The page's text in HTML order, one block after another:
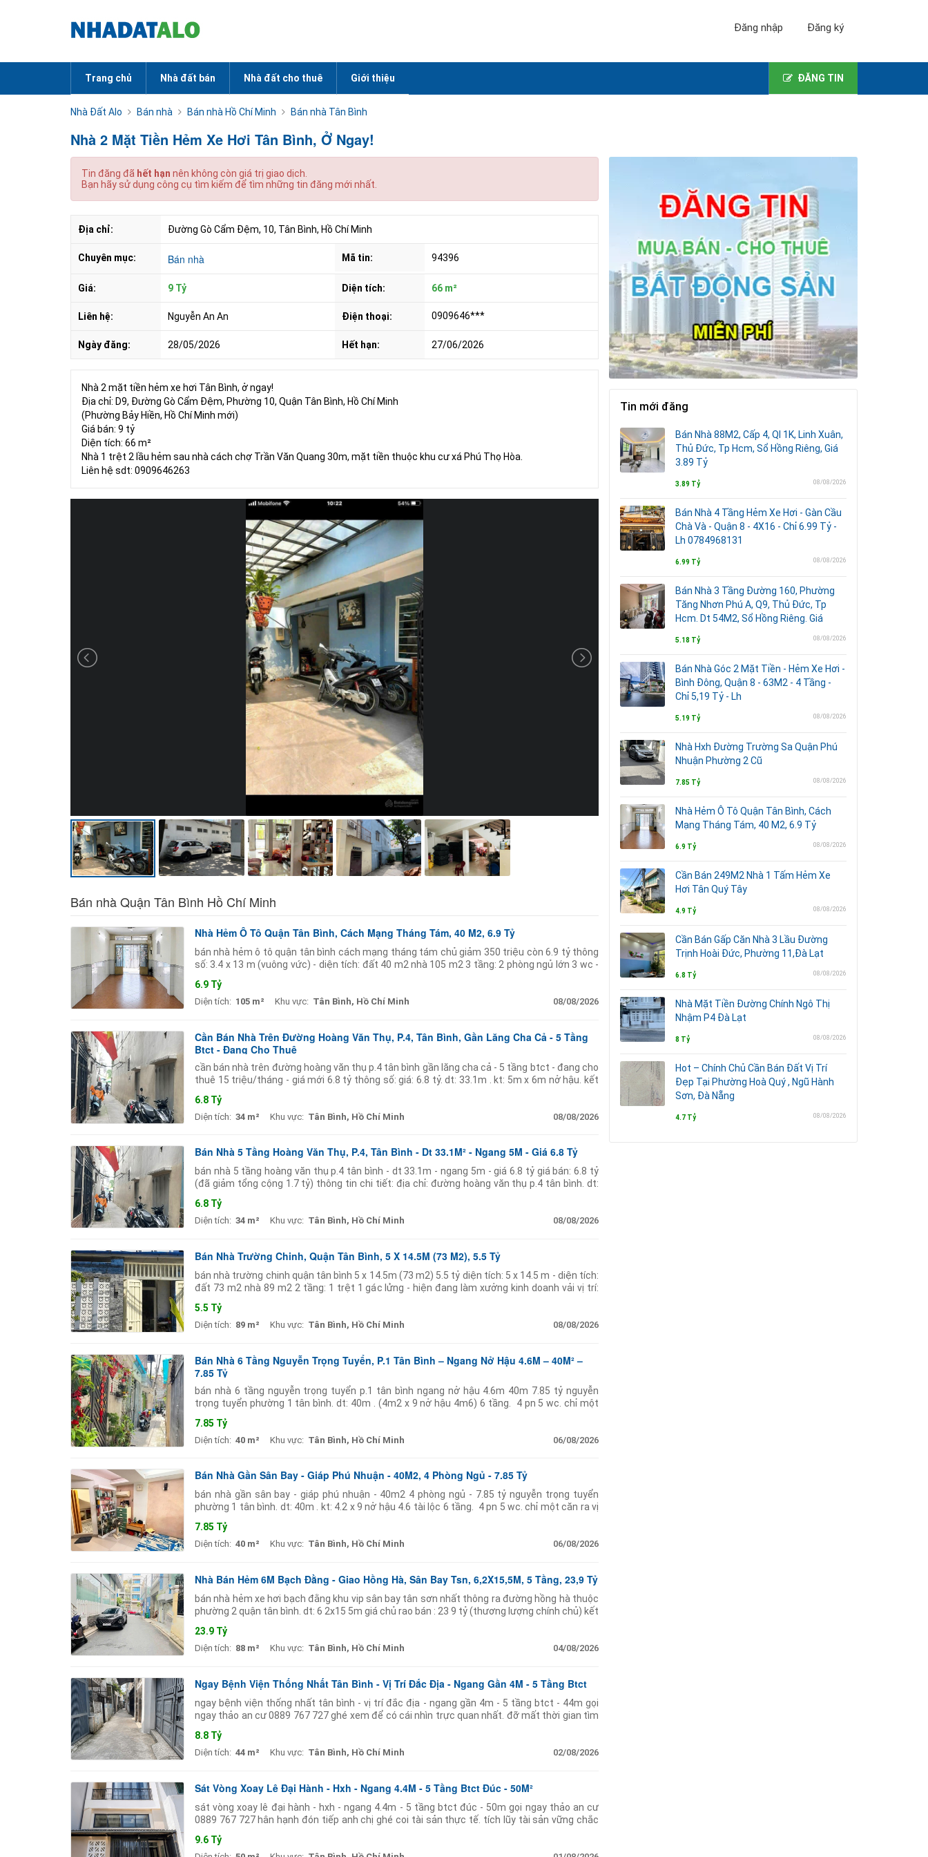
Đăng nhập Đăng ký
Trang chủ Nhà đất bán Nhà đất cho thuê Giới thiệu ĐĂNG TIN
Nhà Đất Alo Bán nhà Bán nhà Hồ Chí Minh Bán nhà Tân Bình
Nhà 2 Mặt Tiền Hẻm Xe Hơi Tân Bình, Ở Ngay!
Tin đăng đã hết hạn nên không còn giá trị giao dịch.
Bạn hãy sử dụng công cụ tìm kiếm để tìm những tin đăng mới nhất.
Địa chỉ: Đường Gò Cẩm Đệm, 10, Tân Bình, Hồ Chí Minh
Chuyên mục: Bán nhà Mã tin: 94396
Giá: 9 Tỷ Diện tích: 66 m²
Liên hệ: Nguyễn An An Điện thoại: 0909646***
Ngày đăng: 28/05/2026 Hết hạn: 27/06/2026
Nhà 2 mặt tiền hẻm xe hơi Tân Bình, ở ngay!
Địa chỉ: D9, Đường Gò Cẩm Đệm, Phường 10, Quận Tân Bình, Hồ Chí Minh
(Phường Bảy Hiền, Hồ Chí Minh mới)
Giá bán: 9 tỷ
Diện tích: 66 m²
Nhà 1 trệt 2 lầu hẻm sau nhà cách chợ Trần Văn Quang 30m, mặt tiền thuộc khu cư xá Phú Thọ Hòa.
Liên hệ sdt: 0909646263
Bán nhà Quận Tân Bình Hồ Chí Minh
Nhà Hẻm Ô Tô Quận Tân Bình, Cách Mạng Tháng Tám, 40 M2, 6.9 Tỷ
bán nhà hẻm ô tô quận tân bình cách mạng tháng tám chủ giảm 350 triệu còn 6.9 tỷ thông
số: 3.4 x 13 m (vuông vức) - diện tích: đất 40 m2 nhà 105 m2 3 tầng: 2 phòng ngủ lớn 3 wc -
6.9 Tỷ
Diện tích: 105 m² Khu vực: Tân Bình, Hồ Chí Minh 08/08/2026
Cần Bán Nhà Trên Đường Hoàng Văn Thụ, P.4, Tân Bình, Gần Lăng Cha Cả - 5 Tầng
Btct - Đang Cho Thuê
cần bán nhà trên đường hoàng văn thụ p.4 tân bình gần lăng cha cả - 5 tầng btct - đang cho
thuê 15 triệu/tháng - giá mới 6.8 tỷ thông số: giá: 6.8 tỷ. dt: 33.1m . kt: 5m x 6m nở hậu. kết
6.8 Tỷ
Diện tích: 34 m² Khu vực: Tân Bình, Hồ Chí Minh 08/08/2026
Bán Nhà 5 Tầng Hoàng Văn Thụ, P.4, Tân Bình - Dt 33.1M² - Ngang 5M - Giá 6.8 Tỷ
bán nhà 5 tầng hoàng văn thụ p.4 tân bình - dt 33.1m - ngang 5m - giá 6.8 tỷ giá bán: 6.8 tỷ
(đã giảm tổng cộng 1.7 tỷ) thông tin chi tiết: địa chỉ: đường hoàng văn thụ p.4 tân bình. dt:
6.8 Tỷ
Diện tích: 34 m² Khu vực: Tân Bình, Hồ Chí Minh 08/08/2026
Bán Nhà Trường Chinh, Quận Tân Bình, 5 X 14.5M (73 M2), 5.5 Tỷ
bán nhà trường chinh quận tân bình 5 x 14.5m (73 m2) 5.5 tỷ diện tích: 5 x 14.5 m - diện tích:
đất 73 m2 nhà 89 m2 2 tầng: 1 trệt 1 gác lửng - hiện đang làm xưởng kinh doanh vải vị trí:
5.5 Tỷ
Diện tích: 89 m² Khu vực: Tân Bình, Hồ Chí Minh 08/08/2026
Bán Nhà 6 Tầng Nguyễn Trọng Tuyển, P.1 Tân Bình – Ngang Nở Hậu 4.6M – 40M² –
7.85 Tỷ
bán nhà 6 tầng nguyễn trọng tuyển p.1 tân bình ngang nở hậu 4.6m 40m 7.85 tỷ nguyễn
trọng tuyển phường 1 tân bình. dt: 40m . (4m2 x 9 nở hậu 4m6) 6 tầng. ️ 4 pn 5 wc. chỉ một
7.85 Tỷ
Diện tích: 40 m² Khu vực: Tân Bình, Hồ Chí Minh 06/08/2026
Bán Nhà Gần Sân Bay - Giáp Phú Nhuận - 40M2, 4 Phòng Ngủ - 7.85 Tỷ
bán nhà gần sân bay - giáp phú nhuận - 40m2 4 phòng ngủ - 7.85 tỷ nguyễn trọng tuyển
phường 1 tân bình. dt: 40m . kt: 4.2 x 9 nở hậu 4.6 tài lộc 6 tầng. ️ 4 pn 5 wc. chỉ một căn ra vị
7.85 Tỷ
Diện tích: 40 m² Khu vực: Tân Bình, Hồ Chí Minh 06/08/2026
Nhà Bán Hẻm 6M Bạch Đằng - Giao Hồng Hà, Sân Bay Tsn, 6,2X15,5M, 5 Tầng, 23,9 Tỷ
bán nhà hẻm xe hơi bạch đằng khu vip sân bay tân sơn nhất thông ra đường hồng hà thuộc
phường 2 quận tân bình. dt: 6 2x15 5m giá chủ rao bán : 23 9 tỷ (thương lượng chính chủ) kết
23.9 Tỷ
Diện tích: 88 m² Khu vực: Tân Bình, Hồ Chí Minh 04/08/2026
Ngay Bệnh Viện Thống Nhất Tân Bình - Vị Trí Đắc Địa - Ngang Gần 4M - 5 Tầng Btct
ngay bệnh viện thống nhất tân bình - vị trí đắc địa - ngang gần 4m - 5 tầng btct - 44m gọi
ngay thảo an cư 0889 767 727 ghé xem để có cái nhìn trực quan nhất. đỡ mất thời gian tìm
8.8 Tỷ
Diện tích: 44 m² Khu vực: Tân Bình, Hồ Chí Minh 02/08/2026
Sát Vòng Xoay Lê Đại Hành - Hxh - Ngang 4.4M - 5 Tầng Btct Đúc - 50M²
sát vòng xoay lê đại hành - hxh - ngang 4.4m - 5 tầng btct đúc - 50m gọi ngay thảo an cư
0889 767 727 hân hạnh đón tiếp anh chị ghé coi tài sản thực tế. tích lũy tài sản vững chắc
9.6 Tỷ
Tin mới đăng
Bán Nhà 88M2, Cấp 4, Ql 1K, Linh Xuân,
Thủ Đức, Tp Hcm, Sổ Hồng Riêng, Giá
3.89 Tỷ
3.89 Tỷ 08/08/2026
Bán Nhà 4 Tầng Hẻm Xe Hơi - Gàn Cầu
Chà Và - Quận 8 - 4X16 - Chỉ 6.99 Tỷ -
Lh 0784968131
6.99 Tỷ 08/08/2026
Bán Nhà 3 Tầng Đường 160, Phường
Tăng Nhơn Phú A, Q9, Thủ Đức, Tp
Hcm. Dt 54M2, Sổ Hồng Riêng. Giá
5.18 Tỷ 08/08/2026
Bán Nhà Góc 2 Mặt Tiền - Hẻm Xe Hơi -
Bình Đông, Quận 8 - 63M2 - 4 Tầng -
Chỉ 5,19 Tỷ - Lh
5.19 Tỷ 08/08/2026
Nhà Hxh Đường Trường Sa Quận Phú
Nhuận Phường 2 Cũ
7.85 Tỷ 08/08/2026
Nhà Hẻm Ô Tô Quận Tân Bình, Cách
Mạng Tháng Tám, 40 M2, 6.9 Tỷ
6.9 Tỷ 08/08/2026
Cần Bán 249M2 Nhà 1 Tấm Hẻm Xe
Hơi Tân Quý Tây
4.9 Tỷ 08/08/2026
Cần Bán Gấp Căn Nhà 3 Lầu Đường
Trịnh Hoài Đức, Phường 11,Đà Lạt
6.8 Tỷ 08/08/2026
Nhà Mặt Tiền Đường Chính Ngô Thị
Nhậm P4 Đà Lạt
8 Tỷ 08/08/2026
Hot – Chính Chủ Cần Bán Đất Vị Trí
Đẹp Tại Phường Hoà Quý , Ngũ Hành
Sơn, Đà Nẵng
4.7 Tỷ 08/08/2026